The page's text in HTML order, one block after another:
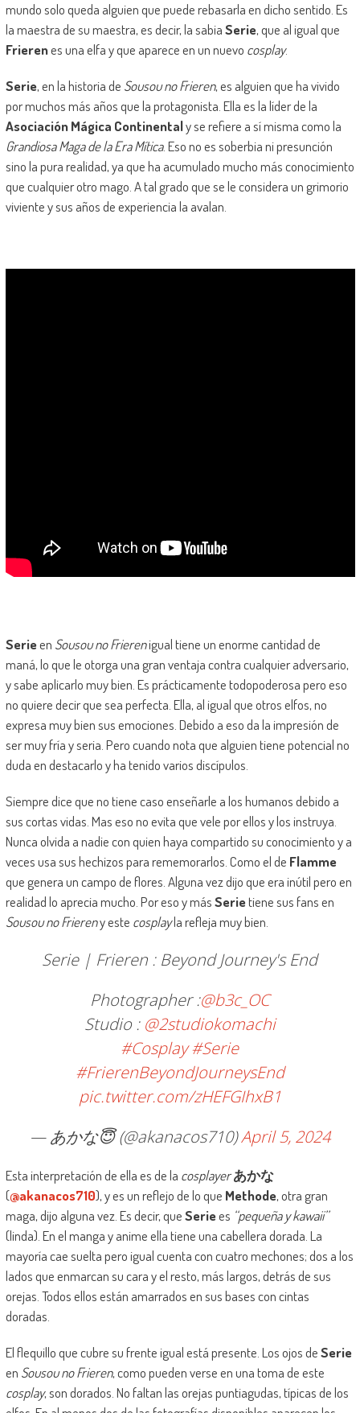
mundo solo queda alguien que puede rebasarla en dicho sentido. Es
la maestra de su maestra, es decir, la sabiaSerie, que al igual que
Frierenes una elfa y que aparece en un nuevo cosplay.
Serie, en la historia de Sousou no Frieren, es alguien que ha vivido
por muchos más años que la protagonista. Ella es la líder de la
Asociación Mágica Continentaly se refiere a sí misma como la
Grandiosa Maga de la Era Mítica. Eso no es soberbia ni presunción
sino la pura realidad, ya que ha acumulado mucho más conocimiento
que cualquier otro mago. A tal grado que se le considera un grimorio
viviente y sus años de experiencia la avalan.
Serieen Sousou no Frierenigual tiene un enorme cantidad de
maná, lo que le otorga una gran ventaja contra cualquier adversario,
y sabe aplicarlo muy bien. Es prácticamente todopoderosa pero eso
no quiere decir que sea perfecta. Ella, al igual que otros elfos, no
expresa muy bien sus emociones. Debido a eso da la impresión de
ser muy fría y seria. Pero cuando nota que alguien tiene potencial no
duda en destacarlo y ha tenido varios discípulos.
Siempre dice que no tiene caso enseñarle a los humanos debido a
sus cortas vidas. Mas eso no evita que vele por ellos y los instruya.
Nunca olvida a nadie con quien haya compartido su conocimiento y a
veces usa sus hechizos para rememorarlos. Como el de Flamme
que genera un campo de flores. Alguna vez dijo que era inútil pero en
realidad lo aprecia mucho. Por eso y másSerietiene sus fans en
Sousou no Friereny este cosplayla refleja muy bien.
Serie | Frieren : Beyond Journey's End
Photographer :@b3c_OC
Studio : @2studiokomachi
#Cosplay #Serie
#FrierenBeyondJourneysEnd
pic.twitter.com/zHEFGIhxB1
— あかな😇 (@akanacos710)April 5, 2024
Esta interpretación de ella es de la cosplayer あかな
(@akanacos710), y es un reflejo de lo que Methode, otra gran
maga, dijo alguna vez. Es decir, queSeriees ‘‘pequeña y kawaii’’
(linda). En el manga y anime ella tiene una cabellera dorada. La
mayoría cae suelta pero igual cuenta con cuatro mechones; dos a los
lados que enmarcan su cara y el resto, más largos, detrás de sus
orejas. Todos ellos están amarrados en sus bases con cintas
doradas.
El flequillo que cubre su frente igual está presente. Los ojos deSerie
en Sousou no Frieren, como pueden verse en una toma de este
cosplay, son dorados. No faltan las orejas puntiagudas, típicas de los